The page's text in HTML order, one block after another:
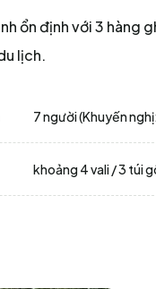
ổn định với 3 hàng
lịch.
7 người (Khuyến
khoảng 4 vali / 3 túi